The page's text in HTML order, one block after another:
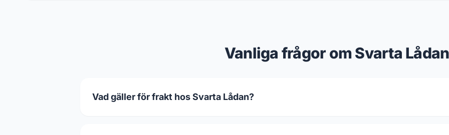
Vanliga frågor om Svarta Lådan
Vad gäller för frakt hos Svarta Lådan?